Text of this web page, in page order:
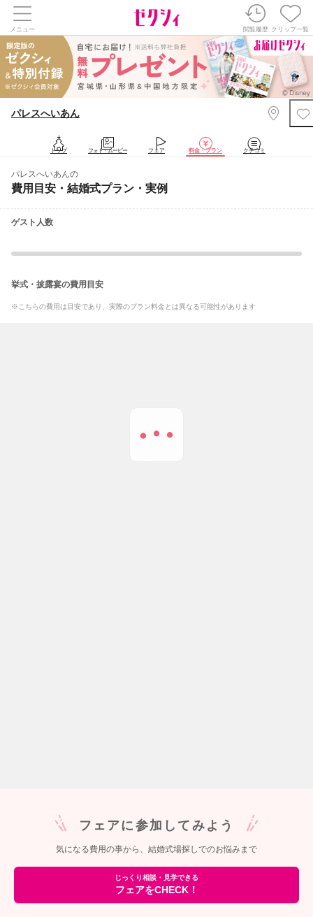
メニュー 閲覧履歴 クリップ一覧
パレスへいあん
トップ フォト・ムービー フェア 料金・プラン クチコミ
パレスへいあんの
費用目安・結婚式プラン・実例
ゲスト人数
挙式・披露宴の費用目安
※こちらの費用は目安であり、実際のプラン料金とは異なる可能性があります
フェアに参加してみよう
気になる費用の事から、結婚式場探しでのお悩みまで
じっくり相談・見学できる
フェアをCHECK！